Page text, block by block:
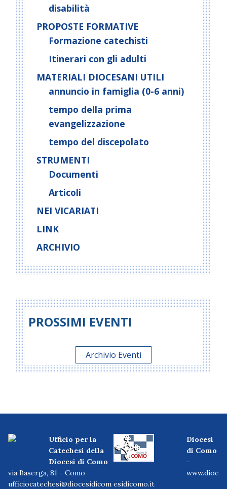
disabilità
PROPOSTE FORMATIVE
Formazione catechisti
Itinerari con gli adulti
MATERIALI DIOCESANI UTILI
annuncio in famiglia (0-6 anni)
tempo della prima
evangelizzazione
tempo del discepolato
STRUMENTI
Documenti
Articoli
NEI VICARIATI
LINK
ARCHIVIO
PROSSIMI EVENTI
Archivio Eventi
Ufficio per la
Catechesi della
Diocesi di Como
via Baserga, 81 - Como
ufficiocatechesi@diocesidicom
Diocesi
di Como
-
www.dioc
esidicomo.it